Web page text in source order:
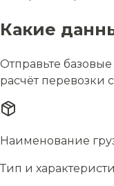
Какие
Отправьте
расчёт перевозки
Наименование
Тип и